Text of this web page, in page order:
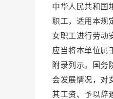
中华人民共和国
职工，适用本
女职工进行劳
应当将本单位
附录列示。国务
会发展情况，
其工资、予以